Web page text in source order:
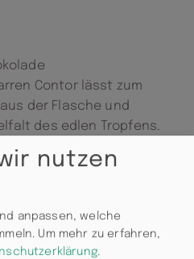
Contor lässt zum
der Flasche und
des edlen Tropfens.
Cocktail
nutzen
anpassen, welche
Um mehr zu erfahren,
.